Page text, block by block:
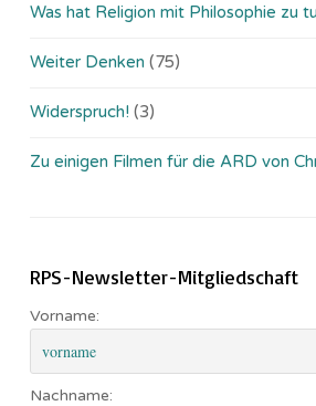
Was hat Religion mit Philosophie zu
Weiter Denken (75)
Widerspruch! (3)
Zu einigen Filmen für die ARD von
RPS-Newsletter-Mitgliedschaft
Vorname:
Nachname: